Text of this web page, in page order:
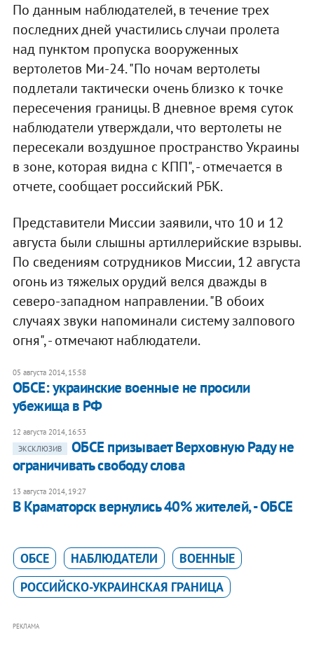
По данным наблюдателей, в течение трех
последних дней участились случаи пролета
над пунктом пропуска вооруженных
вертолетов Ми-24. "По ночам вертолеты
подлетали тактически очень близко к точке
пересечения границы. В дневное время суток
наблюдатели утверждали, что вертолеты не
пересекали воздушное пространство Украины
в зоне, которая видна с КПП", - отмечается в
отчете, сообщает российский РБК.
Представители Миссии заявили, что 10 и 12
августа были слышны артиллерийские взрывы.
По сведениям сотрудников Миссии, 12 августа
огонь из тяжелых орудий велся дважды в
северо-западном направлении. "В обоих
случаях звуки напоминали систему залпового
огня", - отмечают наблюдатели.
05 августа 2014, 15:58
ОБСЕ: украинские военные не просили
убежища в РФ
12 августа 2014, 16:53
ЭКСКЛЮЗИВ
ОБСЕ призывает Верховную Раду не
ограничивать свободу слова
13 августа 2014, 19:27
В Краматорск вернулись 40% жителей, - ОБСЕ
ОБСЕ НАБЛЮДАТЕЛИ
ВОЕННЫЕ
РОССИЙСКО-УКРАИНСКАЯ ГРАНИЦА
РЕКЛАМА